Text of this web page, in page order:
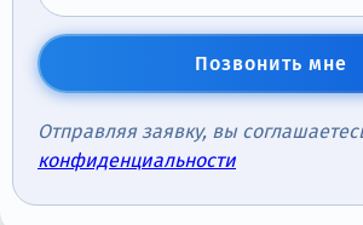
Позвонить мне
Отправляя заявку, вы
конфиденциальности